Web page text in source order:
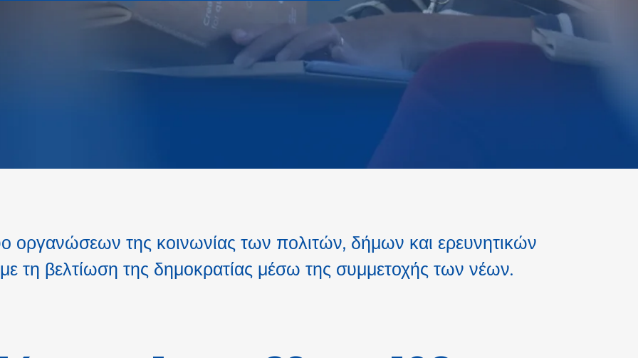
οργανώσεων της κοινωνίας των πολιτών, δήμων και ερευνητικών
τη βελτίωση της δημοκρατίας μέσω της συμμετοχής των νέων.